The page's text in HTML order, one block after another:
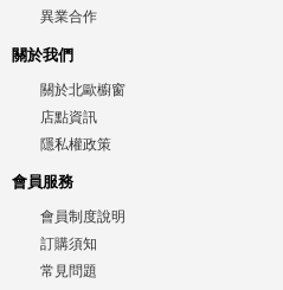
異業合作
關於我們
關於北歐櫥窗
店點資訊
隱私權政策
會員服務
會員制度說明
訂購須知
常見問題